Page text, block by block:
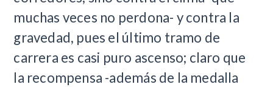
muchas veces no perdona- y contra la
gravedad, pues el último tramo de
carrera es casi puro ascenso; claro que
la recompensa -además de la medalla